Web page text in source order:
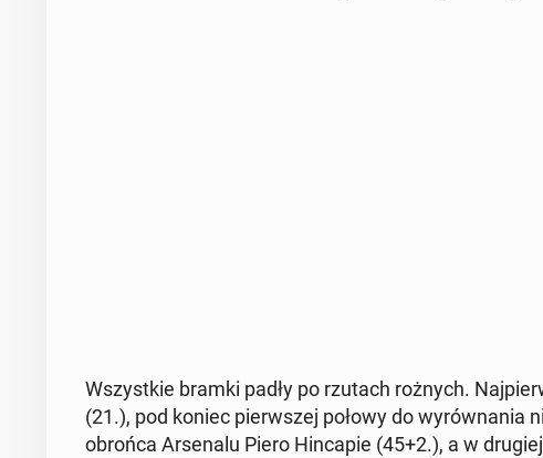
Wszyst­kie bramki padły po rzutach rożnych.
(21.), pod koniec pierw­szej połowy do wy­rów­na­nia
obrońca Ar­se­na­lu Piero Hin­ca­pie (45+2.), a w